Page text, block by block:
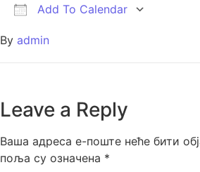
Add To Calendar
By admin
Leave a Reply
Ваша адреса е-поште неће бити
поља су означена *